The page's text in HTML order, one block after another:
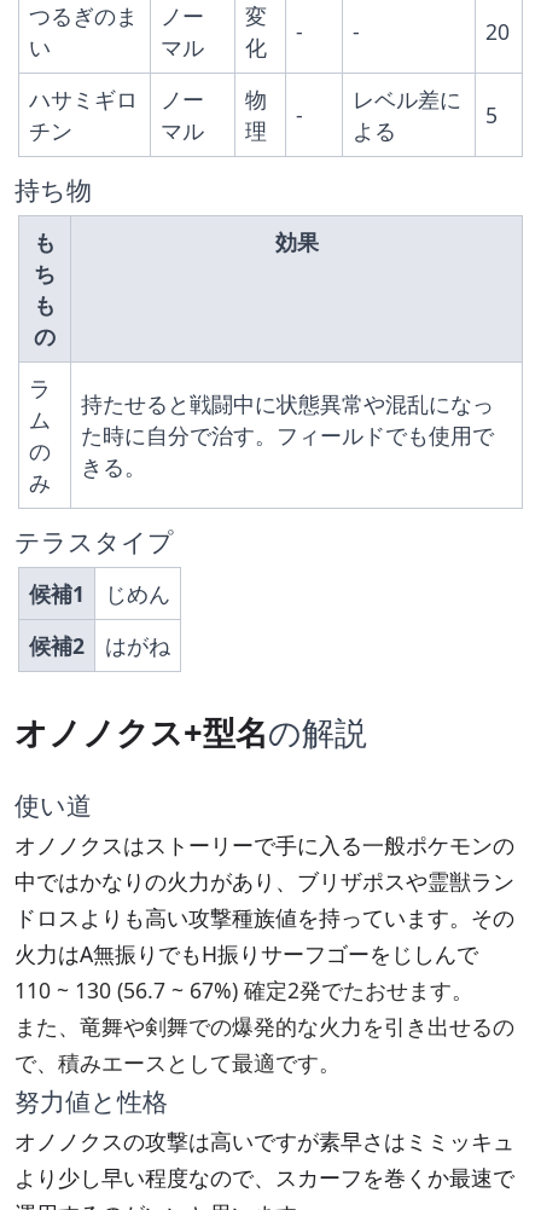
つるぎのま
い
ノー
マル
変
化
- - 20
ハサミギロ
チン
ノー
マル
物
理
-
レベル差に
よる
5
持ち物
も
ち
も
の
効果
ラ
ム
の
み
持たせると戦闘中に状態異常や混乱になっ
た時に自分で治す。フィールドでも使用で
きる。
テラスタイプ
候補1
じめん
候補2
はがね
オノノクス+型名の解説
使い道
オノノクスはストーリーで手に入る一般ポケモンの
中ではかなりの火力があり、ブリザポスや霊獣ラン
ドロスよりも高い攻撃種族値を持っています。その
火力はA無振りでもH振りサーフゴーをじしんで
110 ~ 130 (56.7 ~ 67%) 確定2発でたおせます。
また、竜舞や剣舞での爆発的な火力を引き出せるの
で、積みエースとして最適です。
努力値と性格
オノノクスの攻撃は高いですが素早さはミミッキュ
より少し早い程度なので、スカーフを巻くか最速で